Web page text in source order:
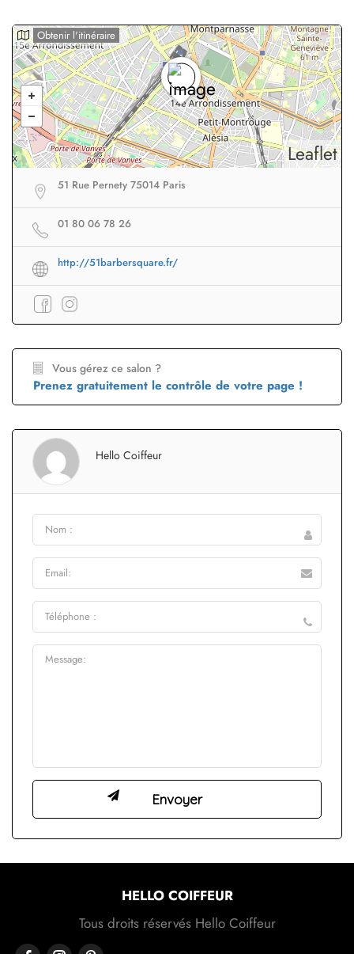
Leaflet
Obtenir l'itinéraire
51 Rue Pernety 75014 Paris
01 80 06 78 26
http://51barbersquare.fr/
Vous gérez ce salon ?
Prenez gratuitement le contrôle de votre page !
Hello Coiffeur
HELLO COIFFEUR
Tous droits réservés Hello Coiffeur